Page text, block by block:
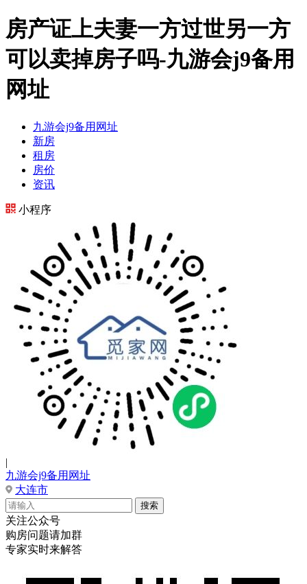
房产证上夫妻一方过世另一方
可以卖掉房子吗-九游会j9备用
网址
九游会j9备用网址
新房
租房
房价
资讯
小程序
|
九游会j9备用网址
大连市
关注公众号
购房问题请加群
专家实时来解答